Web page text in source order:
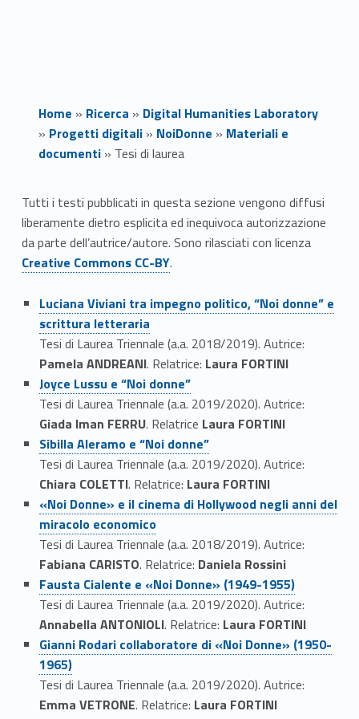
Home » Ricerca » Digital Humanities Laboratory
» Progetti digitali» NoiDonne » Materiali e
documenti» Tesi di laurea
T
e
s
i
a
r
Tutti i testi pubblicati in questa sezione vengono diffusi
liberamente dietro esplicita ed inequivoca autorizzazione
da parte dell’autrice/autore. Sono rilasciati con licenza
Creative Commons CC-BY.
Link identifier #identifier__16303-2Luciana Viviani tra impegno politico, “Noi donne” e
scrittura letteraria
Tesi di Laurea Triennale (a.a. 2018/2019). Autrice:
Pamela ANDREANI. Relatrice: Laura FORTINI
Link identifier #identifier__168394-3
Joyce Lussu e “Noi donne”
Tesi di Laurea Triennale (a.a. 2019/2020). Autrice:
Giada Iman FERRU. Relatrice Laura FORTINI
Link identifier #identifier__76402-4
Sibilla Aleramo e “Noi donne”
Tesi di Laurea Triennale (a.a. 2019/2020). Autrice:
Chiara COLETTI. Relatrice: Laura FORTINI
«Noi Donne» e il cinema di Hollywood negli anni del
miracolo economico
Tesi di Laurea Triennale (a.a. 2018/2019). Autrice:
Fabiana CARISTO. Relatrice: Daniela Rossini
Link identifier #identifier__101999-6
Fausta Cialente e «Noi Donne» (1949-1955)
Tesi di Laurea Triennale (a.a. 2019/2020). Autrice:
Annabella ANTONIOLI. Relatrice: Laura FORTINI
Link identifier #identifier__135255-7
Gianni Rodari collaboratore di «Noi Donne» (1950-
1965)
Tesi di Laurea Triennale (a.a. 2019/2020). Autrice:
Emma VETRONE. Relatrice: Laura FORTINI